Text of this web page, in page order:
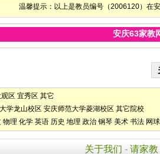
温馨提示：以上是教员编号（2006120）在
安庆63家教
区 宜秀区 其它
学龙山校区 安庆师范大学菱湖校区 其它院校
物理 化学 英语 历史 地理 政治 钢琴 美术 书法 网球
关于我们 - 请家教